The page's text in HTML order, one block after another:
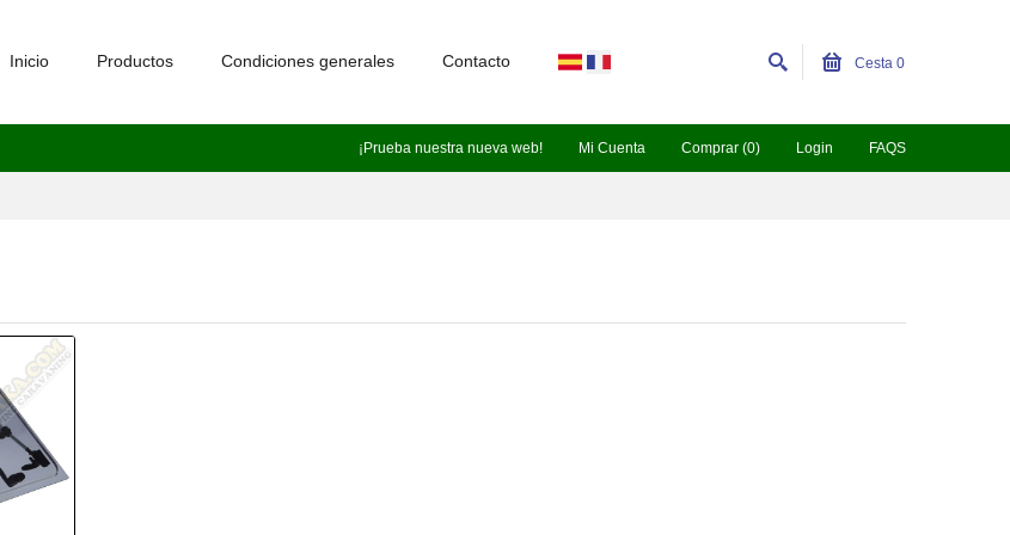
¡Prueba nuestra nueva web! Mi Cuenta Comprar (0) Login FAQS
Inicio Productos Condiciones generales Contacto Cesta 0